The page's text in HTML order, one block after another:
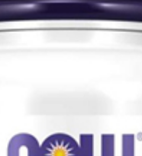
και είναι εδώ και
τα ίδια. Η επιλογή
ή θα καταστρέψει τα
περιεκτικότητα σε
συγκεντρώσεις EPA και
συμπυκνωμένο και παρέχει